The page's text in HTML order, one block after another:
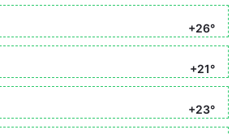
+26°
+21°
+23°